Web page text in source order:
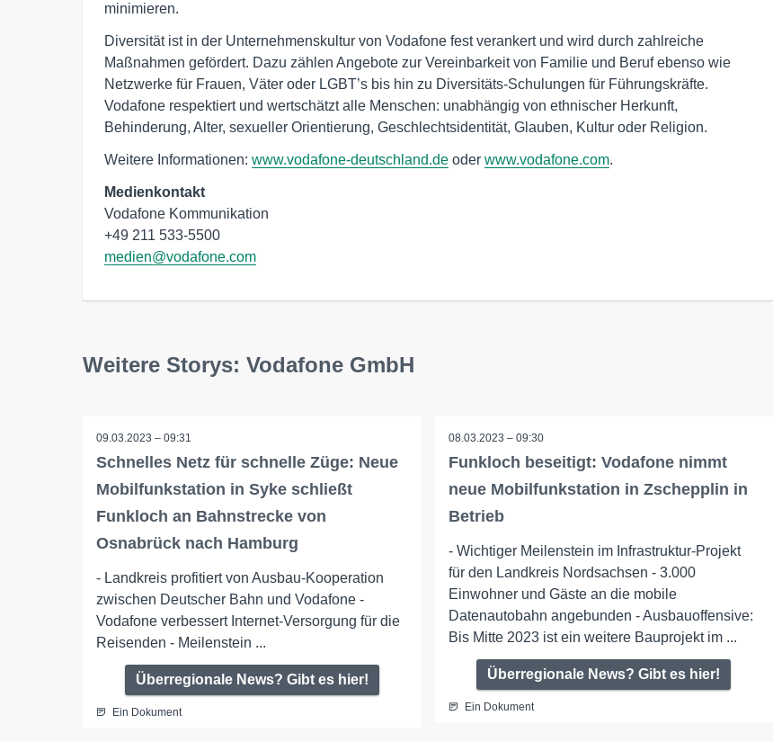
minimieren.
Diversität ist in der Unternehmenskultur von Vodafone fest verankert und wird durch zahlreiche
Maßnahmen gefördert. Dazu zählen Angebote zur Vereinbarkeit von Familie und Beruf ebenso wie
Netzwerke für Frauen, Väter oder LGBT’s bis hin zu Diversitäts-Schulungen für Führungskräfte.
Vodafone respektiert und wertschätzt alle Menschen: unabhängig von ethnischer Herkunft,
Behinderung, Alter, sexueller Orientierung, Geschlechtsidentität, Glauben, Kultur oder Religion.
Weitere Informationen: www.vodafone-deutschland.de oder www.vodafone.com.
Medienkontakt
Vodafone Kommunikation
medien@vodafone.com
Weitere Storys: Vodafone GmbH
09.03.2023 – 09:31
Schnelles Netz für schnelle Züge: Neue
Mobilfunkstation in Syke schließt
Funkloch an Bahnstrecke von
Osnabrück nach Hamburg
- Landkreis profitiert von Ausbau-Kooperation
zwischen Deutscher Bahn und Vodafone -
Vodafone verbessert Internet-Versorgung für die
Reisenden - Meilenstein ...
Überregionale News? Gibt es hier!
Ein Dokument
08.03.2023 – 09:30
Funkloch beseitigt: Vodafone nimmt
neue Mobilfunkstation in Zschepplin in
Betrieb
- Wichtiger Meilenstein im Infrastruktur-Projekt
für den Landkreis Nordsachsen - 3.000
Einwohner und Gäste an die mobile
Datenautobahn angebunden - Ausbauoffensive:
Bis Mitte 2023 ist ein weitere Bauprojekt im ...
Überregionale News? Gibt es hier!
Ein Dokument